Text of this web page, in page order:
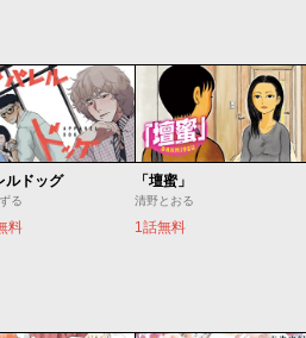
ルドッグ
る
料
「壇蜜」
清野とおる
1話無料